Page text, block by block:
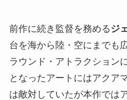
前作に続き監督を務める ジ
台を海から陸・空にまでも
ラウンド・アトラクション
となったアートにはアクア
は敵対していたが本作では